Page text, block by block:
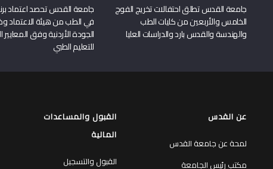
جامعة القدس تطلق احتفالات تخريج الفوج
الخامس والأربعين من كليات الطب
والهندسة والقدس بارد والدراسات العليا
جامعة القدس تحصد اعتماد
في الطب من هيئة الاعتماد
الجودة الأردنية وفق المعايير
للتعليم الطبي
عن القدس
لمحة عن جامعة القدس
مكتب رئيس الجامعة
القبول والمساعدات
المالية
القبول والتسجيل